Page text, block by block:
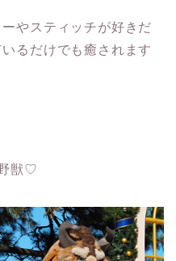
やスティッチが好きだ
るだけでも癒されます
獣♡